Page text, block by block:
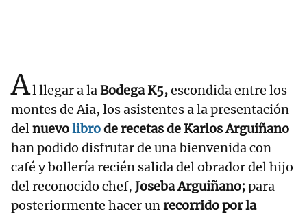
Al llegar a laBodega K5,escondida entre los
montes de Aia, los asistentes a la presentación
delnuevolibrode recetas de Karlos Arguiñano
han podido disfrutar de una bienvenida con
café y bollería recién salida del obrador del hijo
del reconocido chef, Joseba Arguiñano;para
posteriormente hacer unrecorrido por la